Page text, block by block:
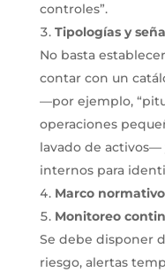
controles”.
Tipologías y
No basta
contar con un
—por ejemplo,
operaciones
lavado de activos—
internos para
Marco
Monitoreo
Se debe disponer
riesgo, alertas